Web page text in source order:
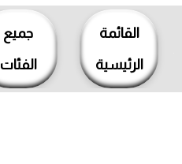
القائمة
الرئيسية
جميع
الفئات
المحتوى